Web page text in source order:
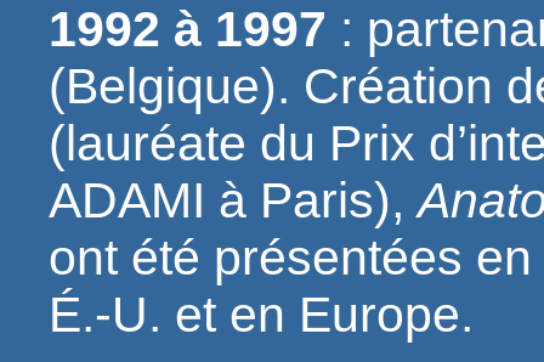
1992 à 1997 :
(Belgique). Création
(lauréate du Prix
ADAMI à Paris),
ont été présentées
É.-U. et en Europe.